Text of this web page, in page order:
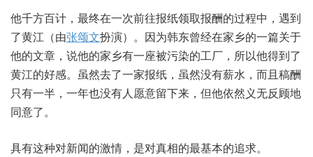
他千方百计，最终在一次前往报纸领取报酬的过程中，遇到
了黄江（由张颂文扮演）。因为韩东曾经在家乡的一篇关于
他的文章，说他的家乡有一座被污染的工厂，所以他得到了
黄江的好感。虽然去了一家报纸，虽然没有薪水，而且稿酬
只有一半，一年也没有人愿意留下来，但他依然义无反顾地
同意了。
具有这种对新闻的激情，是对真相的最基本的追求。